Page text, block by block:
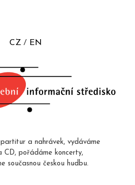
CZ EN
a nahrávek, vydáváme
CD, pořádáme koncerty,
současnou českou hudbu.